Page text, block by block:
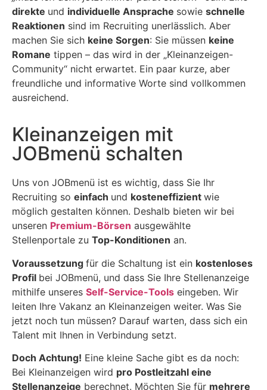
direkte und individuelle Ansprache sowie schnelle
Reaktionen sind im Recruiting unerlässlich. Aber
machen Sie sich keine Sorgen: Sie müssen keine
Romane tippen – das wird in der „Kleinanzeigen-
Community“ nicht erwartet. Ein paar kurze, aber
freundliche und informative Worte sind vollkommen
ausreichend.
Kleinanzeigen mit
JOBmenü schalten
Uns von JOBmenü ist es wichtig, dass Sie Ihr
Recruiting so einfach und kosteneffizient wie
möglich gestalten können. Deshalb bieten wir bei
unseren Premium-Börsen ausgewählte
Stellenportale zu Top-Konditionen an.
Voraussetzung für die Schaltung ist ein kostenloses
Profil bei JOBmenü, und dass Sie Ihre Stellenanzeige
mithilfe unseres Self-Service-Tools eingeben. Wir
leiten Ihre Vakanz an Kleinanzeigen weiter. Was Sie
jetzt noch tun müssen? Darauf warten, dass sich ein
Talent mit Ihnen in Verbindung setzt.
Doch Achtung! Eine kleine Sache gibt es da noch:
Bei Kleinanzeigen wird pro Postleitzahl eine
Stellenanzeige berechnet. Möchten Sie für mehrere